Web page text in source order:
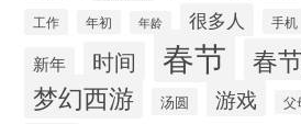
工作 年初 年龄 很多人 手机
新年 时间 春节 春
梦幻西游 汤圆 游戏 父